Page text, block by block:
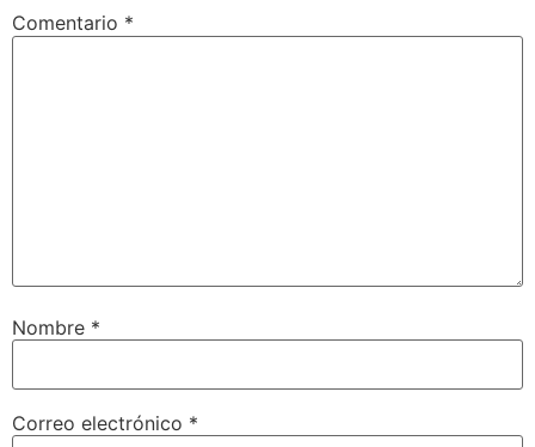
Comentario *
Nombre *
Correo electrónico *